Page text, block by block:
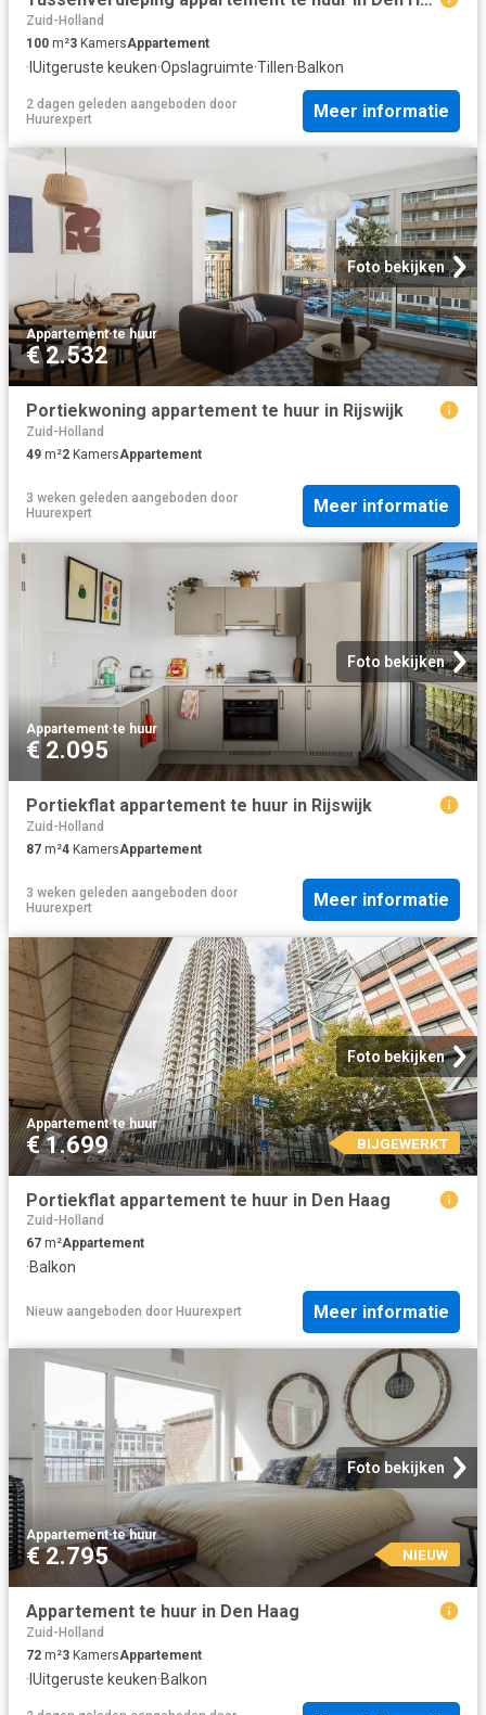
Zuid-Holland
100 m²3 KamersAppartement
· IUitgeruste keuken·Opslagruimte·Tillen·Balkon
2 dagen geleden aangeboden door
Huurexpert
Meer informatie
Foto bekijken
Appartement·te huur
€ 2.532
Portiekwoning appartement te huur in Rijswijk
Zuid-Holland
49 m²2 KamersAppartement
3 weken geleden aangeboden door
Huurexpert
Meer informatie
Foto bekijken
Appartement·te huur
€ 2.095
Portiekflat appartement te huur in Rijswijk
Zuid-Holland
87 m²4 KamersAppartement
3 weken geleden aangeboden door
Huurexpert
Meer informatie
Foto bekijken
Appartement·te huur
€ 1.699 BIJGEWERKT
Portiekflat appartement te huur in Den Haag
Zuid-Holland
67 m²Appartement
·Balkon
Nieuw aangeboden door Huurexpert Meer informatie
Foto bekijken
Appartement·te huur
€ 2.795 NIEUW
Appartement te huur in Den Haag
Zuid-Holland
72 m²3 KamersAppartement
· IUitgeruste keuken·Balkon